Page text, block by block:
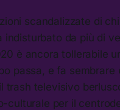
scandalizzate di
da più di
è ancora tollerabile
passa, e fa sembrare
trash televisivo
culturale per il